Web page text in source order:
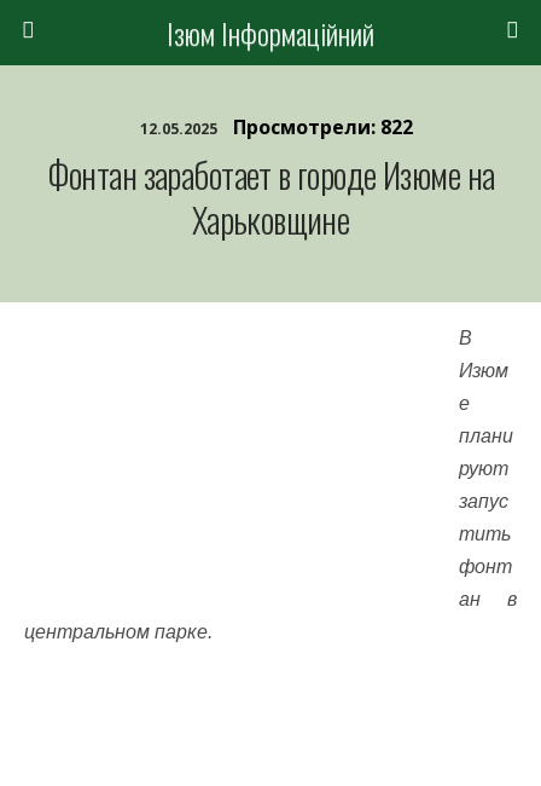
Ізюм Інформаційний
12.05.2025 Просмотрели: 822
Фонтан заработает в городе Изюме на
Харьковщине
В
Изюм
е
плани
руют
запус
тить
фонт
ан в
центральном парке.